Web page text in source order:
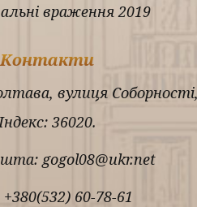
враження 2019
Контакти
вулиця
Індекс: 36020.
gogol08@ukr.net
60-78-61